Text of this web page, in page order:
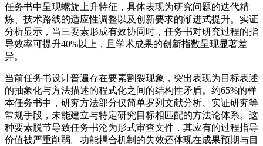
任务书中呈现螺旋上升特征，具体表现为研究问题的迭代精
炼、技术路线的适应性调整以及创新要求的渐进式提升。实证
分析显示，当三要素形成有效协同时，任务书对研究过程的指
导效率可提升40%以上，且学术成果的创新指数呈现显著差
异。
当前任务书设计普遍存在要素割裂现象，突出表现为目标表述
的抽象化与方法描述的程式化之间的结构性矛盾。约65%的样
本任务书中，研究方法部分仅简单罗列文献分析、实证研究等
常规手段，未能建立与特定研究目标相匹配的方法论体系。这
种要素脱节导致任务书沦为形式审查文件，其应有的过程指导
价值被严重削弱。功能耦合机制的失效还体现在成果预期与目